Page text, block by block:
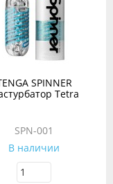
SPINNER
SPN-001
В наличии